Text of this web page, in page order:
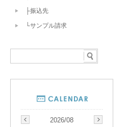
├振込先
└サンプル請求
2026/08